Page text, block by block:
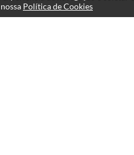
Política de Cookies